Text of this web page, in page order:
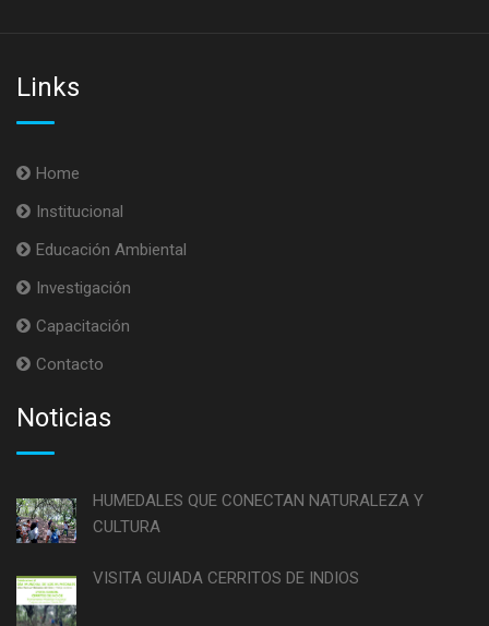
Links
Home
Institucional
Educación Ambiental
Investigación
Capacitación
Contacto
Noticias
HUMEDALES QUE CONECTAN NATURALEZA Y
CULTURA
VISITA GUIADA CERRITOS DE INDIOS